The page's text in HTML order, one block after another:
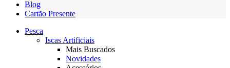
Blog
Cartão Presente
Pesca
Iscas Artificiais
Mais Buscados
Novidades